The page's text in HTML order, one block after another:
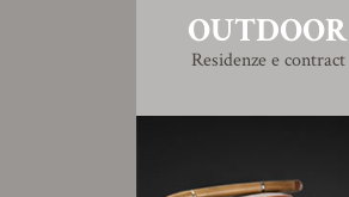
OUTDOOR
Residenze e contract